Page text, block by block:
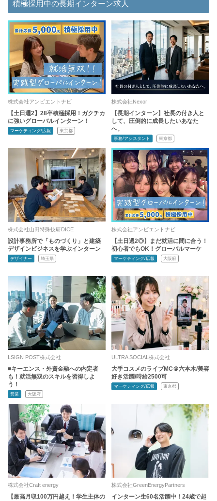
積極採用中の長期インターン求人
株式会社アンビエントナビ
【土日週2】28卒積極採用！ガクチカ
に強いグローバルインターン！
マーケティング/広報 東京都
株式会社Nexor
【長期インターン】社長の付き人と
して、圧倒的に成長したいあなた
へ。
事務/アシスタント 東京都
株式会社山田特殊技研DICE
設計事務所で「ものづくり」と建築
デザインビジネスを学ぶインターン
デザイナー 埼玉県
株式会社アンビエントナビ
【土日週2◎】まだ就活に間に合う！
初心者でもOK！グローバルマーケ
マーケティング/広報 大阪府
LSIGN POST株式会社
■キーエンス・外資金融への内定者
も！就活無双のスキルを習得しよ
う！
営業 大阪府
ULTRA SOCIAL株式会社
大手コスメのライブMC＠六本木/美容
好き活躍/時給2500可
マーケティング/広報 東京都
株式会社Craft energy
【最高月収100万円越え！学生主体の
株式会社GreenEnergyPartners
インターン生60名活躍中！24歳で起